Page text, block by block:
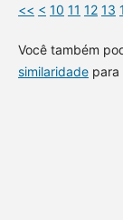
<< < 10 11 12 13
Você também
similaridadepara